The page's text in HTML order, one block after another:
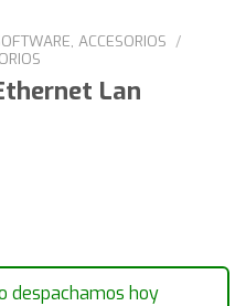
ACCESORIOS /
Lan
despachamos hoy